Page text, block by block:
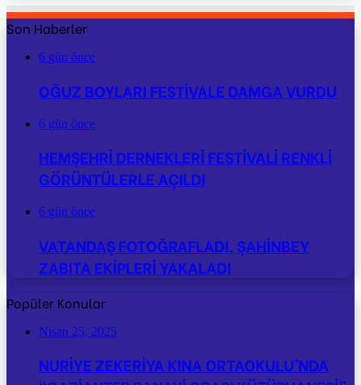
Son Haberler
6 gün önce
OĞUZ BOYLARI FESTİVALE DAMGA VURDU
6 gün önce
HEMŞEHRİ DERNEKLERİ FESTİVALİ RENKLİ
GÖRÜNTÜLERLE AÇILDI
6 gün önce
VATANDAŞ FOTOĞRAFLADI, ŞAHİNBEY
ZABITA EKİPLERİ YAKALADI
Popüler Konular
Nisan 25, 2025
NURİYE ZEKERİYA KINA ORTAOKULU’NDA